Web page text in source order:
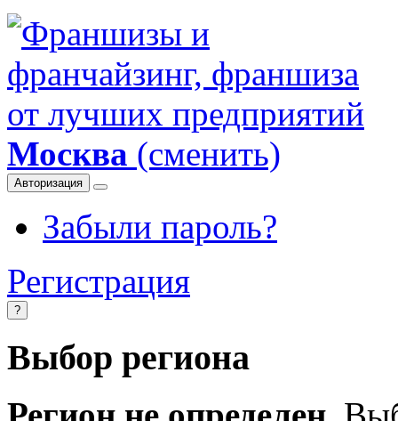
Москва (сменить)
Авторизация
Забыли пароль?
Регистрация
?
Выбор региона